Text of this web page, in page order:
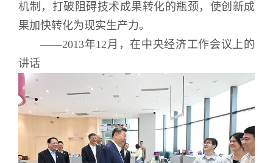
机制，打破阻碍技术成果转化的瓶颈，使创新成
果加快转化为现实生产力。
——2013年12月，在中央经济工作会议上的
讲话